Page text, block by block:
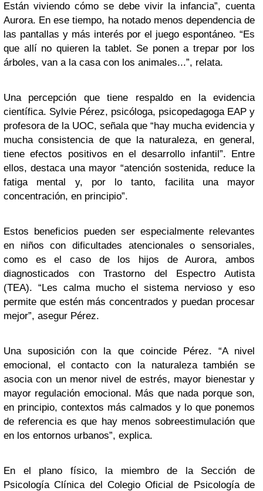
Están viviendo cómo se debe vivir la infancia”, cuenta
Aurora. En ese tiempo, ha notado menos dependencia de
las pantallas y más interés por el juego espontáneo. “Es
que allí no quieren la tablet. Se ponen a trepar por los
árboles, van a la casa con los animales...”, relata.
Una percepción que tiene respaldo en la evidencia
científica. Sylvie Pérez, psicóloga, psicopedagoga EAP y
profesora de la UOC, señala que “hay mucha evidencia y
mucha consistencia de que la naturaleza, en general,
tiene efectos positivos en el desarrollo infantil”. Entre
ellos, destaca una mayor “atención sostenida, reduce la
fatiga mental y, por lo tanto, facilita una mayor
concentración, en principio”.
Estos beneficios pueden ser especialmente relevantes
en niños con dificultades atencionales o sensoriales,
como es el caso de los hijos de Aurora, ambos
diagnosticados con Trastorno del Espectro Autista
(TEA). “Les calma mucho el sistema nervioso y eso
permite que estén más concentrados y puedan procesar
mejor”, asegur Pérez.
Una suposición con la que coincide Pérez. “A nivel
emocional, el contacto con la naturaleza también se
asocia con un menor nivel de estrés, mayor bienestar y
mayor regulación emocional. Más que nada porque son,
en principio, contextos más calmados y lo que ponemos
de referencia es que hay menos sobreestimulación que
en los entornos urbanos”, explica.
En el plano físico, la miembro de la Sección de
Psicología Clínica del Colegio Oficial de Psicología de